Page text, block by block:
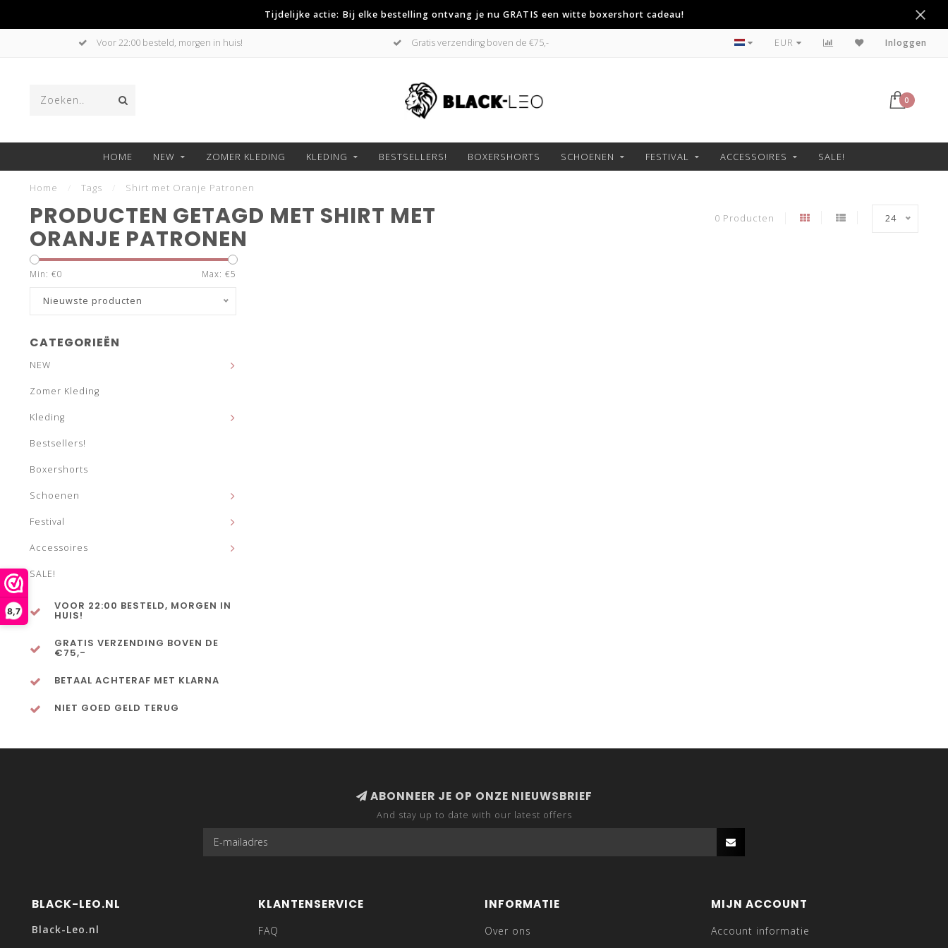
8,7
Tijdelijke actie: Bij elke bestelling ontvang je nu GRATIS een witte boxershort cadeau!
Voor 22:00 besteld, morgen in huis! Gratis verzending boven de €75,- Betaal achteraf met Klarna
EUR Inloggen
0
HOME NEW ZOMER KLEDING KLEDING BESTSELLERS! BOXERSHORTS SCHOENEN FESTIVAL ACCESSOIRES SALE!
Home Tags Shirt met Oranje Patronen
PRODUCTEN GETAGD MET SHIRT MET
ORANJE PATRONEN
0 Producten 24
Min: €0 Max: €5
Nieuwste producten
CATEGORIEËN
NEW
Zomer Kleding
Kleding
Bestsellers!
Boxershorts
Schoenen
Festival
Accessoires
SALE!
VOOR 22:00 BESTELD, MORGEN IN
HUIS!
GRATIS VERZENDING BOVEN DE
€75,-
BETAAL ACHTERAF MET KLARNA
NIET GOED GELD TERUG
ABONNEER JE OP ONZE NIEUWSBRIEF
And stay up to date with our latest offers
BLACK-LEO.NL
Black-Leo.nl
KLANTENSERVICE
FAQ
INFORMATIE
Over ons
MIJN ACCOUNT
Account informatie